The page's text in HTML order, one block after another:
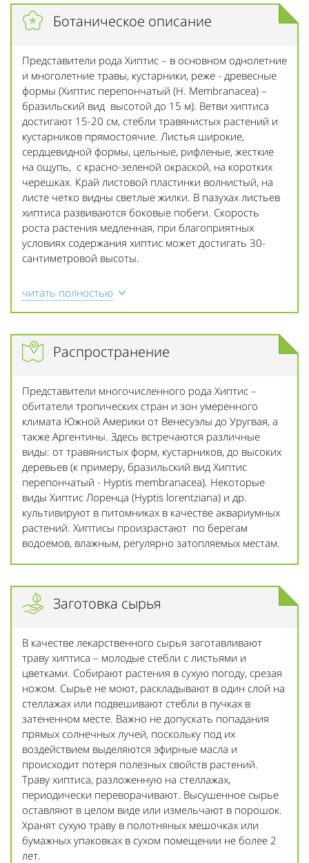
Ботаническое описание
Представители рода Хиптис – в основном однолетние
и многолетние травы, кустарники, реже - древесные
формы (Хиптис перепончатый (H. Membranacea) –
бразильский вид высотой до 15 м). Ветви хиптиса
достигают 15-20 см, стебли травянистых растений и
кустарников прямостоячие. Листья широкие,
сердцевидной формы, цельные, рифленые, жесткие
на ощупь, с красно-зеленой окраской, на коротких
черешках. Край листовой пластинки волнистый, на
листе четко видны светлые жилки. В пазухах листьев
хиптиса развиваются боковые побеги. Скорость
роста растения медленная, при благоприятных
условиях содержания хиптис может достигать 30-
сантиметровой высоты.
читать полностью
Распространение
Представители многочисленного рода Хиптис –
обитатели тропических стран и зон умеренного
климата Южной Америки от Венесуэлы до Уругвая, а
также Аргентины. Здесь встречаются различные
виды: от травянистых форм, кустарников, до высоких
деревьев (к примеру, бразильский вид Хиптис
перепончатый - Hyptis membranacea). Некоторые
виды Хиптис Лоренца (Hyptis lorentziana) и др.
культивируют в питомниках в качестве аквариумных
растений. Хиптисы произрастают по берегам
водоемов, влажным, регулярно затопляемых местам.
Заготовка сырья
В качестве лекарственного сырья заготавливают
траву хиптиса – молодые стебли с листьями и
цветками. Собирают растения в сухую погоду, срезая
ножом. Сырье не моют, раскладывают в один слой на
стеллажах или подвешивают стебли в пучках в
затененном месте. Важно не допускать попадания
прямых солнечных лучей, поскольку под их
воздействием выделяются эфирные масла и
происходит потеря полезных свойств растений.
Траву хиптиса, разложенную на стеллажах,
периодически переворачивают. Высушенное сырье
оставляют в целом виде или измельчают в порошок.
Хранят сухую траву в полотняных мешочках или
бумажных упаковках в сухом помещении не более 2
лет.